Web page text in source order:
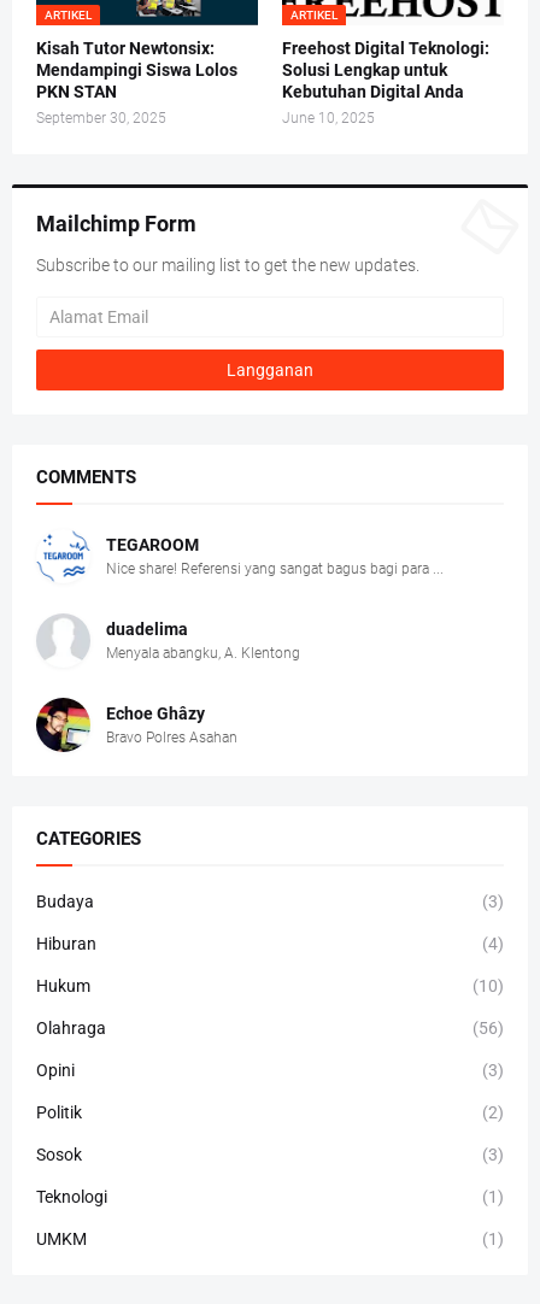
ARTIKEL
Kisah Tutor Newtonsix:
Mendampingi Siswa Lolos
PKN STAN
September 30, 2025
ARTIKEL
Freehost Digital Teknologi:
Solusi Lengkap untuk
Kebutuhan Digital Anda
June 10, 2025
Mailchimp Form
Subscribe to our mailing list to get the new updates.
COMMENTS
TEGAROOM
Nice share! Referensi yang sangat bagus bagi para ...
duadelima
Menyala abangku, A. Klentong
Echoe Ghâzy
Bravo Polres Asahan
CATEGORIES
Budaya (3)
Hiburan (4)
Hukum (10)
Olahraga (56)
Opini (3)
Politik (2)
Sosok (3)
Teknologi (1)
UMKM (1)